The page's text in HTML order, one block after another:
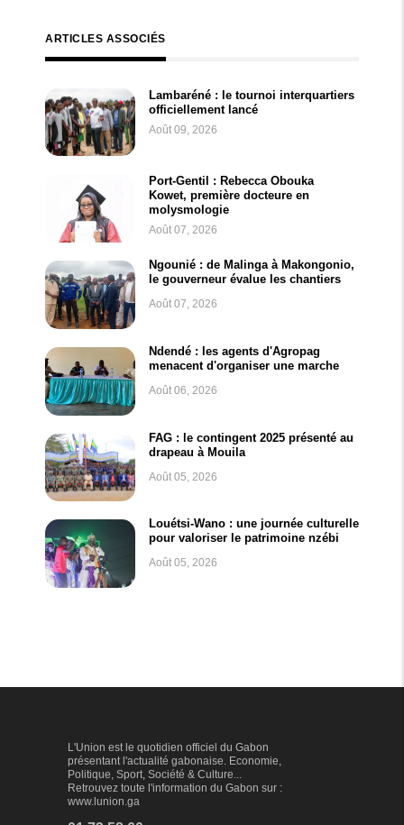
ARTICLES ASSOCIÉS
Lambaréné : le tournoi interquartiers
officiellement lancé
Août 09, 2026
Port-Gentil : Rebecca Obouka
Kowet, première docteure en
molysmologie
Août 07, 2026
Ngounié : de Malinga à Makongonio,
le gouverneur évalue les chantiers
Août 07, 2026
Ndendé : les agents d'Agropag
menacent d'organiser une marche
Août 06, 2026
FAG : le contingent 2025 présenté au
drapeau à Mouila
Août 05, 2026
Louétsi-Wano : une journée culturelle
pour valoriser le patrimoine nzébi
Août 05, 2026
L'Union est le quotidien officiel du Gabon
présentant l'actualité gabonaise. Economie,
Politique, Sport, Société & Culture...
Retrouvez toute l'information du Gabon sur :
www.lunion.ga